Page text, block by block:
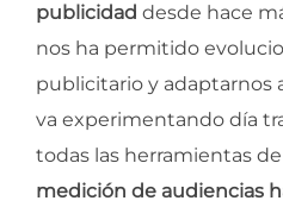
publicidad desde hace
nos ha permitido
publicitario y adaptarnos
va experimentando día
todas las herramientas de
medición de audiencias